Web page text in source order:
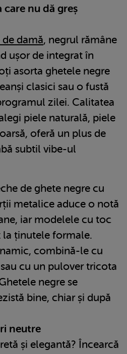
care nu dă greș
damă, negrul rămâne
ușor de integrat în
asorta ghetele negre
clasici sau o fustă
zilei. Calitatea
piele naturală, piele
oferă un plus de
subtil vibe-ul
de ghete negre cu
metalice aduce o notă
iar modelele cu toc
la ținutele formale.
combină-le cu
cu un pulover tricota
negre se
bine, chiar și după
neutre
și elegantă? Încearcă